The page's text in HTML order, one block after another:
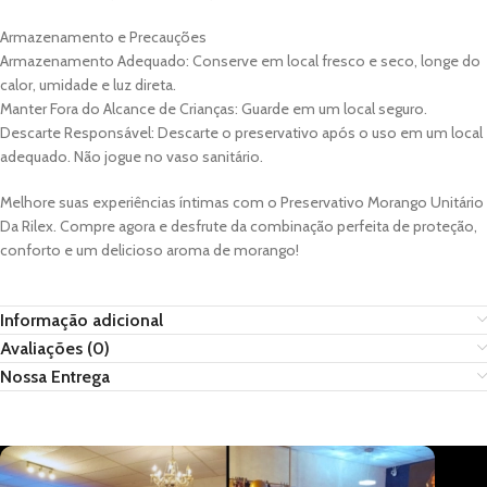
Armazenamento e Precauções
Armazenamento Adequado: Conserve em local fresco e seco, longe do
calor, umidade e luz direta.
Manter Fora do Alcance de Crianças: Guarde em um local seguro.
Descarte Responsável: Descarte o preservativo após o uso em um local
adequado. Não jogue no vaso sanitário.
Melhore suas experiências íntimas com o Preservativo Morango Unitário
Da Rilex. Compre agora e desfrute da combinação perfeita de proteção,
conforto e um delicioso aroma de morango!
Informação adicional
Avaliações (0)
Nossa Entrega